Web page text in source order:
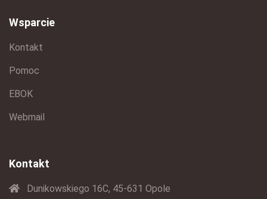
Wsparcie
Kontakt
Pomoc
EBOK
Webmail
Kontakt
Dunikowskiego 16C, 45-631 Opole